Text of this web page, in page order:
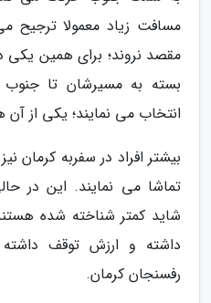
مسافت زیاد معمولا
مقصد نروند؛ برای همین یکی
بسته به مسیرشان تا
انتخاب می نمایند؛ یکی از
بیشتر افراد در سفربه کرمان
تماشا می نمایند. این در
شاید کمتر شناخته شده
داشته و ارزش توقف داشته
رفسنجان کرمان.